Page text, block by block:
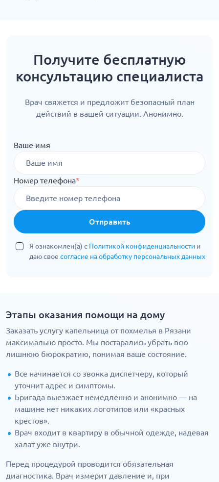
Получите бесплатную
консультацию специалиста
Врач свяжется и предложит безопасный план
действий в вашей ситуации. Анонимно.
Ваше имя
Номер телефона*
Отправить
Я ознакомлен(а) с Политикой конфиденциальности и
даю свое согласие на обработку персональных данных
Этапы оказания помощи на дому
Заказать услугу капельница от похмелья в Рязани
максимально просто. Мы постарались убрать всю
лишнюю бюрократию, понимая ваше состояние.
Все начинается со звонка диспетчеру, который
уточнит адрес и симптомы.
Бригада выезжает немедленно и анонимно — на
машине нет никаких логотипов или «красных
крестов».
Врач входит в квартиру в обычной одежде, надевая
халат уже внутри.
Перед процедурой проводится обязательная
диагностика. Врач измерит давление и, при